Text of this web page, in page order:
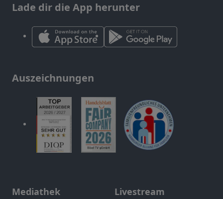
Lade dir die App herunter
Auszeichnungen
Mediathek Livestream